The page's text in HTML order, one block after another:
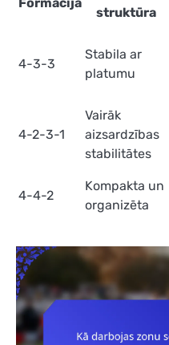
struktūra
4-3-3
Stabila ar
platumu
4-2-3-1
Vairāk
aizsardzības
stabilitātes
4-4-2
Kompakta un
organizēta